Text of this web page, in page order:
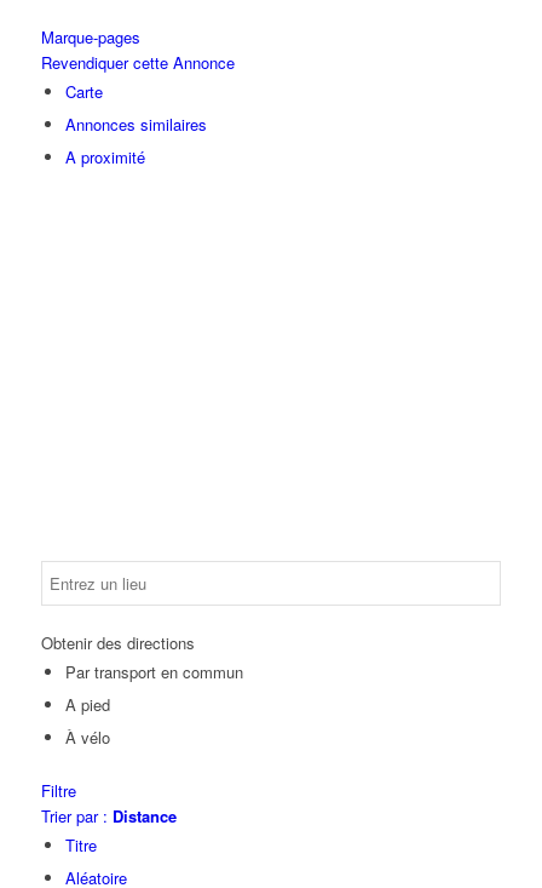
Marque-pages
Revendiquer cette Annonce
Carte
Annonces similaires
A proximité
Obtenir des directions
Par transport en commun
A pied
À vélo
Filtre
Trier par : Distance
Titre
Aléatoire